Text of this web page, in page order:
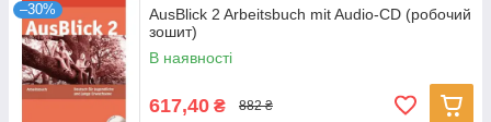
–30%
AusBlick 2 Arbeitsbuch mit Audio-CD (робочий
зошит)
В наявності
617,40 ₴ 882 ₴